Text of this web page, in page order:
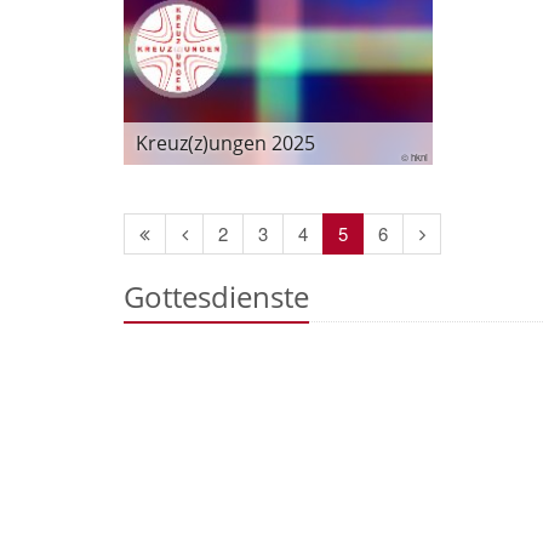
Kreuz(z)ungen 2025
© hkni
Erste
Seite
Vorherige
Seite
2 3 4 5 6
Nächste
Seite
Gottesdienste